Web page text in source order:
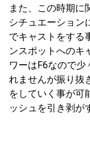
また、この時期に
シチュエーション
でキャストをする
ンスポットへのキ
ワーはF6なので
れませんが振り抜
をしていく事が可
ッシュを引き剥が